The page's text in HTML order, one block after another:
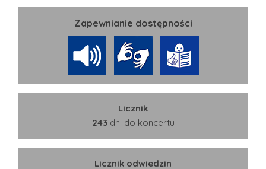
Zapewnianie dostępności
Licznik
243dni do koncertu
Licznik odwiedzin